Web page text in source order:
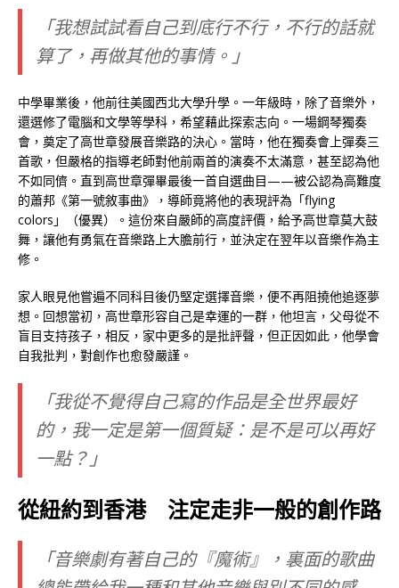
「我想試試看自己到底行不行，不行的話就
算了，再做其他的事情。」
中學畢業後，他前往美國西北大學升學。一年級時，除了音樂外，
還選修了電腦和文學等學科，希望藉此探索志向。一場鋼琴獨奏
會，奠定了高世章發展音樂路的決心。當時，他在獨奏會上彈奏三
首歌，但嚴格的指導老師對他前兩首的演奏不太滿意，甚至認為他
不如同儕。直到高世章彈畢最後一首自選曲目——被公認為高難度
的蕭邦《第一號敘事曲》，導師竟將他的表現評為「flying
colors」（優異）。這份來自嚴師的高度評價，給予高世章莫大鼓
舞，讓他有勇氣在音樂路上大膽前行，並決定在翌年以音樂作為主
修。
家人眼見他嘗遍不同科目後仍堅定選擇音樂，便不再阻撓他追逐夢
想。回想當初，高世章形容自己是幸運的一群，他坦言，父母從不
盲目支持孩子，相反，家中更多的是批評聲，但正因如此，他學會
自我批判，對創作也愈發嚴謹。
「我從不覺得自己寫的作品是全世界最好
的，我一定是第一個質疑：是不是可以再好
一點？」
從紐約到香港 注定走非一般的創作路
「音樂劇有著自己的『魔術』，裏面的歌曲